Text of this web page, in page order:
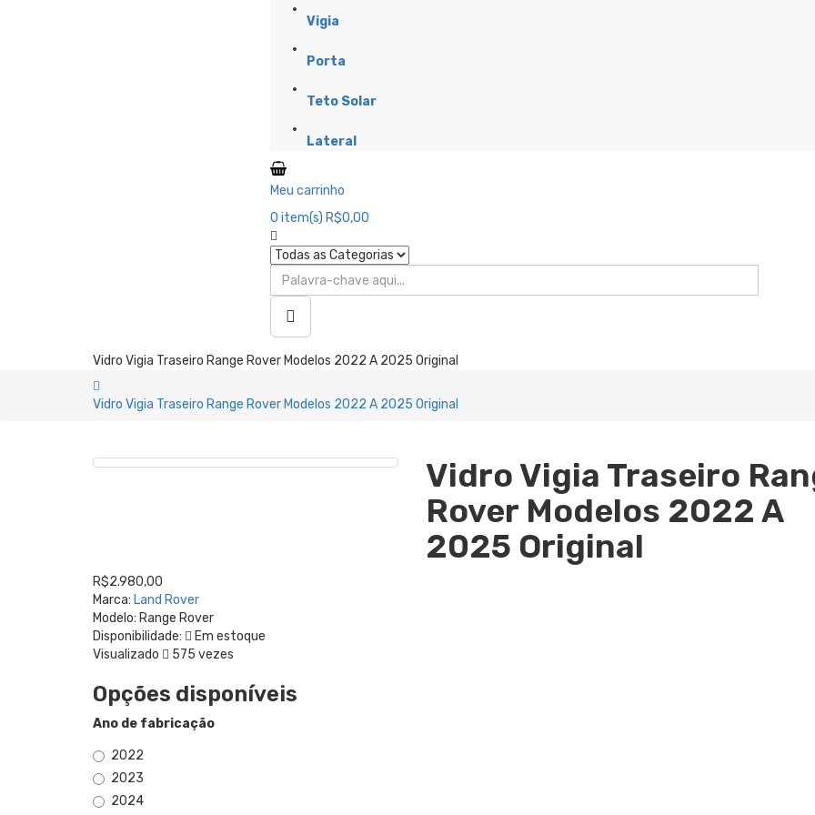
Vigia
Porta
Teto Solar
Lateral
Meu carrinho
0 item(s) R$0,00
Vidro Vigia Traseiro Range Rover Modelos 2022 A 2025 Original
Vidro Vigia Traseiro Range Rover Modelos 2022 A 2025 Original
Vidro Vigia Traseiro
Rover Modelos 2022 A
2025 Original
R$2.980,00
Marca: Land Rover
Modelo: Range Rover
Disponibilidade:
Em estoque
Visualizado
575 vezes
Opções disponíveis
Ano de fabricação
2022
2023
2024